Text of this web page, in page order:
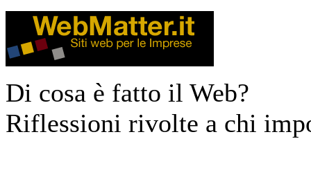
Di cosa è fatto il Web?
Riflessioni rivolte a chi